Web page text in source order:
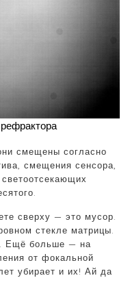
смещены согласно
смещения сенсора,
сверху — это мусор.
стекле матрицы.
Ещё больше — на
от фокальной
убирает и их! Ай да